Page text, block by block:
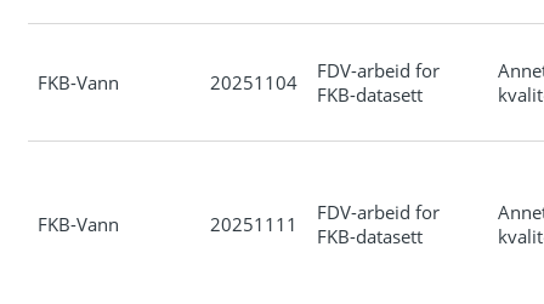
FKB-Vann 20251104
FDV-arbeid for
FKB-datasett
FKB-Vann 20251111
FDV-arbeid for
FKB-datasett